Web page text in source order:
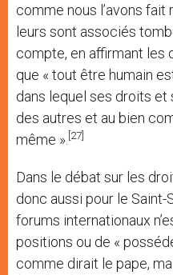
comme nous l’avons
leurs sont associés
compte, en affirmant les
que « tout être humain
dans lequel ses droits
des autres et au bien
même ». [27]
Dans le débat sur les
donc aussi pour le
forums internationaux
positions ou de «
comme dirait le pape,